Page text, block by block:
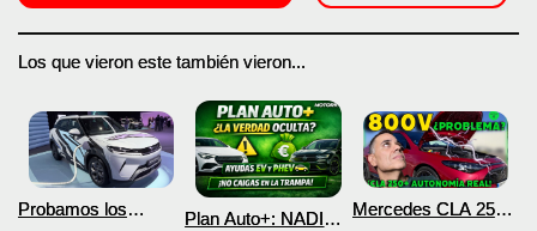
Los que vieron este también vieron...
Probamos los
Plan Auto+: NADIE
Mercedes CLA 250+